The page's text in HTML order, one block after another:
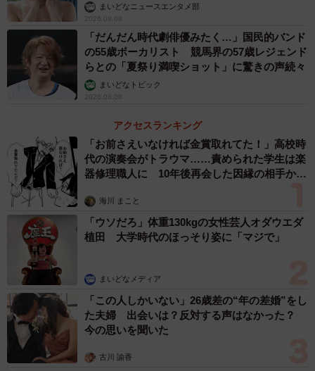
まいどなニュースエンタメ部
2026.08.08
「だんだん時代劇俳優みたく…」国民的バンド
の55歳ボーカリスト 競馬界の57歳レジェンド
らとの「夏祭り満喫ショット」に驚きの声続々
まいどなトピック
2026.08.08
アクセスランキング
「お前さえいなければ金賞取れてた！」高校時
代の演奏会がトラウマ……責められた学生は楽
器修理職人に 10年後再会した因縁の相手から
海川 まこと
「ウソだろ」体重130kgの女性芸人オダウエダ
植田 大学時代のほっそり姿に「マジで」
まいどなメディア
「この人しかいない」26歳差の“年の差婚”をし
た夫婦 出会いは？反対する声はなかった？
今の思いを聞いた
古川 諭香